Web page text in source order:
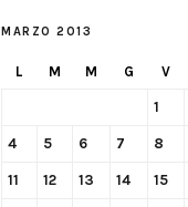
MARZO 2013
L M M G V
1
4 5 6 7 8
11 12 13 14 15